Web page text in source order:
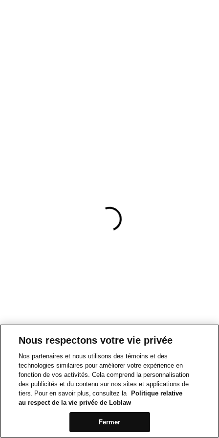
Nous respectons votre vie privée
Nos partenaires et nous utilisons des témoins et des
technologies similaires pour améliorer votre expérience en
fonction de vos activités. Cela comprend la personnalisation
des publicités et du contenu sur nos sites et applications de
tiers. Pour en savoir plus, consultez la
Politique relative
au respect de la vie privée de Loblaw
Fermer